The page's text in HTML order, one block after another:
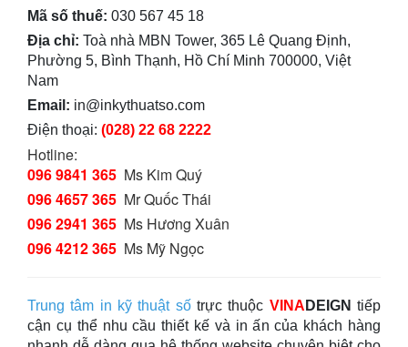
Mã số thuế: 030 567 45 18
Địa chỉ: Toà nhà MBN Tower, 365 Lê Quang Định,
Phường 5, Bình Thạnh, Hồ Chí Minh 700000, Việt
Nam
Email: in@inkythuatso.com
Điện thoại: (028) 22 68 2222
Hotline:
096 9841 365 Ms Kim Quý
096 4657 365 Mr Quốc Thái
096 2941 365 Ms Hương Xuân
096 4212 365 Ms Mỹ Ngọc
Trung tâm in kỹ thuật sốtrực thuộc VINA DEIGN tiếp
cận cụ thể nhu cầu thiết kế và in ấn của khách hàng